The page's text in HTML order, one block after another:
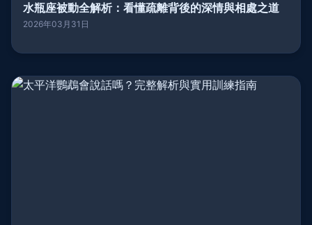
水瓶座被動全解析：看懂疏離背後的深情與相處之道
2026年03月31日